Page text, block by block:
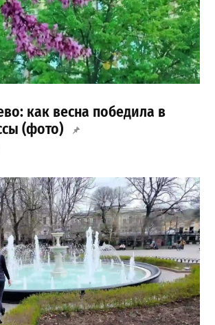
как весна победила в
(фото)